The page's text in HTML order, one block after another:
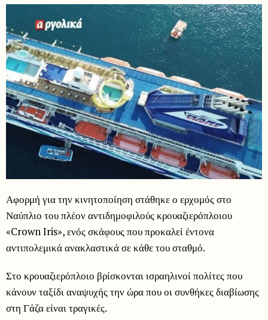
Αφορμή για την κινητοποίηση στάθηκε ο ερχομός στο
Ναύπλιο του πλέον αντιδημοφιλούς κρουαζιερόπλοιου
«Crown Iris», ενός σκάφους που προκαλεί έντονα
αντιπολεμικά ανακλαστικά σε κάθε του σταθμό.
Στο κρουαζιερόπλοιο βρίσκονται ισραηλινοί πολίτες που
κάνουν ταξίδι αναψυχής την ώρα που οι συνθήκες διαβίωσης
στη Γάζα είναι τραγικές.